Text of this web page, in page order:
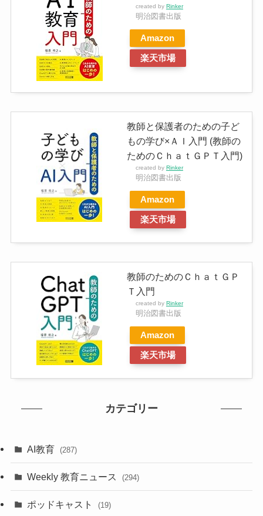
created by Rinker
明治図書出版
Amazon
楽天市場
教師と保護者のための子ど
もの学び×ＡＩ入門 (教師の
ためのＣｈａｔＧＰＴ入門)
created by Rinker
明治図書出版
Amazon
楽天市場
教師のためのＣｈａｔＧＰ
Ｔ入門
created by Rinker
明治図書出版
Amazon
楽天市場
カテゴリー
AI教育 (287)
Weekly 教育ニュース (294)
ポッドキャスト (19)